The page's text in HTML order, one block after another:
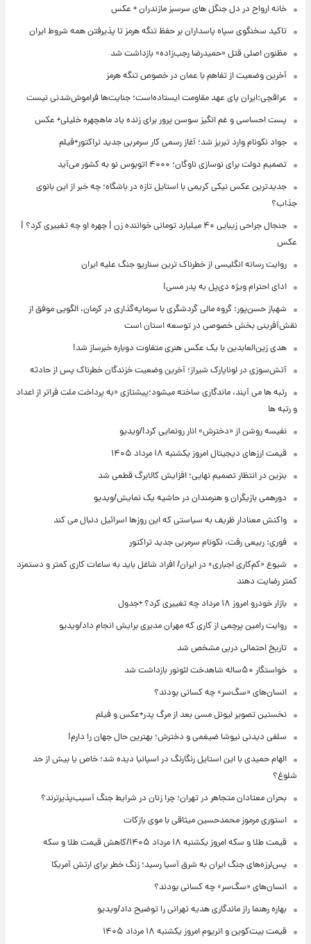
خانه ارواح در دل جنگل های سرسبز مازندران + عکس
تاکید سخنگوی سپاه پاسداران بر حفظ تنگه هرمز تا پذیرفتن همه شروط ایران
مظنون اصلی قتل «حمیدرضا رجب‌زاده» بازداشت شد
آخرین وضعیت از تفاهم با عمان در خصوص تنگه هرمز
عراقچی:ایران پای عهد مقاومت ایستاده‌است؛ جنایت‌ها فراموش‌شدنی نیست
پست احساسی و غم انگیز سوسن پرور برای زنده یاد ماهچهره خلیلی+ عکس
جواد نکونام وارد تبریز شد؛ آغاز رسمی کار سرمربی جدید تراکتور+فیلم
تصمیم دولت برای نوسازی ناوگان؛ ۴۰۰۰ اتوبوس نو به کشور می‌آید
جدیدترین عکس نیکی کریمی با استایل تازه در باشگاه؛ چه خبر از این بانوی
جذاب؟
جنجال جراحی زیبایی ۴۰ میلیارد تومانی خواننده زن | چهره او چه تغییری کرد؟ |
عکس
روایت رسانه انگلیسی از خطرناک ترین سناریو جنگ علیه ایران
ادای احترام ویژه دی‌پل به پدر مسی!
شهباز حسن‌پور: گروه مالی گردشگری با سرمایه‌گذاری در کرمان، الگویی موفق از
نقش‌آفرینی بخش خصوصی در توسعه استان است
هدی زین‌العابدین با یک عکس هنری متفاوت دوباره خبرساز شد!
آتش‌سوزی در لوناپارک شیراز؛ آخرین وضعیت خزندگان خطرناک پس از حادثه
رتبه ها می آیند، ماندگاری ساخته میشود؛پیشتازی «به پرداخت ملت فراتر از اعداد
و رتبه ها
نفیسه روشن از «دخترش» انار رونمایی کرد!/ویدیو
قیمت ارزهای دیجیتال امروز یکشنبه ۱۸ مرداد ۱۴۰۵
بنزین در انتظار تصمیم نهایی؛ افزایش کالابرگ قطعی شد
دورهمی بازیگران و هنرمندان در حاشیه یک نمایش/ویدیو
واکنش معنادار ظریف به سیاستی که این روزها اسرائیل دنبال می کند
فوری: ربیعی رفت، نکونام سرمربی جدید تراکتور
شیوع «کم‌کاری اجباری» در ایران/ افراد شاغل باید به ساعات کاری کمتر و دستمزد
کمتر رضایت دهند
بازار خودرو امروز ۱۸ مرداد چه تغییری کرد؟ +جدول
روایت رامین پرچمی از کاری که مهران مدیری برایش انجام داد/ویدیو
تاریخ احتمالی دربی مشخص شد
خواستگار ۵۰ساله شاهدخت لئونور بازداشت شد
انسان‌های «سگ‌سر» چه کسانی بودند؟
نخستین تصویر لیونل مسی بعد از مرگ پدر+عکس و فیلم
سلفی دیدنی نیوشا ضیغمی و دخترش؛ بهترین حال جهان را دارم!
الهام حمیدی با این استایل رنگارنگ در اسپانیا دیده شد؛ خاص یا بیش از حد
شلوغ؟
بحران معتادان متجاهر در تهران؛ چرا زنان در شرایط جنگ آسیب‌پذیرترند؟
استوری مرموز محمدحسین میثاقی با موی بازکات
قیمت طلا و سکه امروز یکشنبه ۱۸ مرداد ۱۴۰۵/کاهش قیمت طلا و سکه
پس‌لرزه‌های جنگ ایران به شرق آسیا رسید؛ زنگ خطر برای ارتش آمریکا
انسان‌های «سگ‌سر» چه کسانی بودند؟
بهاره رهنما راز ماندگاری هدیه تهرانی را توضیح داد/ویدیو
قیمت بیت‌کوین و اتریوم امروز یکشنبه ۱۸ مرداد ۱۴۰۵